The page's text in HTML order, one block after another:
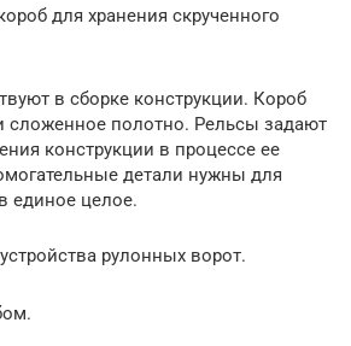
для хранения скрученного
в сборке конструкции. Короб
сложенное полотно. Рельсы задают
конструкции в процессе ее
детали нужны для
единое целое.
рулонных ворот.